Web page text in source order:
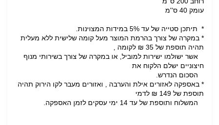
עומק 40 ס''מ
* תיתכן סטייה של עד 5% במידות המצוינות.
* במקרה של צורך בהרמת המוצר מעל קומה שלישית ללא מעלית
תהיה תוספת של 35 ₪ לקומה ,
אשר ישולמו ישירות למוביל, או במקרה של צורך בשירותי מנוף
חיצוניים ישלם הלקוח את
הסכום הנדרש.
* באספקה לאזורים אילת והערבה , ואזורים מעבר לקו הירוק תהיה
תוספת של 149 ₪ לדמי
המשלוח ותוספת של עד 14 ימי עסקים לזמן האספקה.